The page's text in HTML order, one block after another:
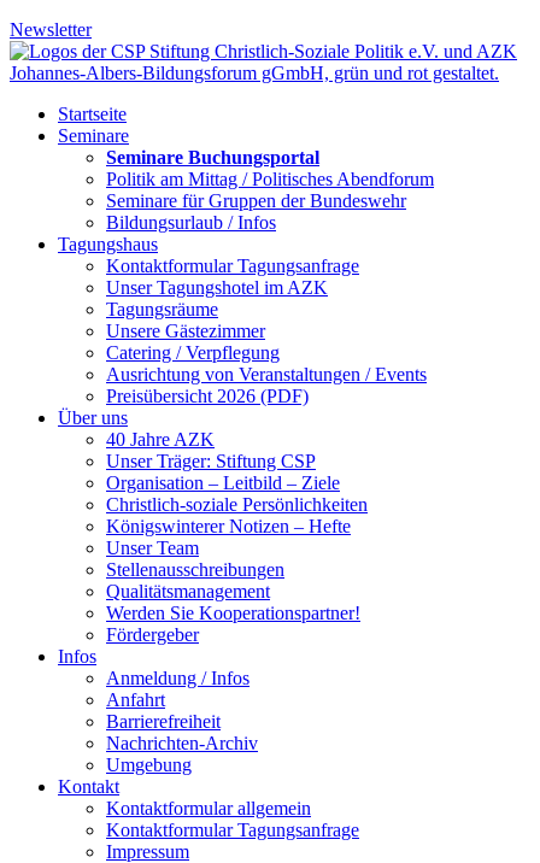
Newsletter
Startseite
Seminare
Seminare Buchungsportal
Politik am Mittag / Politisches Abendforum
Seminare für Gruppen der Bundeswehr
Bildungsurlaub / Infos
Tagungshaus
Kontaktformular Tagungsanfrage
Unser Tagungshotel im AZK
Tagungsräume
Unsere Gästezimmer
Catering / Verpflegung
Ausrichtung von Veranstaltungen / Events
Preisübersicht 2026 (PDF)
Über uns
40 Jahre AZK
Unser Träger: Stiftung CSP
Organisation – Leitbild – Ziele
Christlich-soziale Persönlichkeiten
Königswinterer Notizen – Hefte
Unser Team
Stellenausschreibungen
Qualitätsmanagement
Werden Sie Kooperationspartner!
Fördergeber
Infos
Anmeldung / Infos
Anfahrt
Barrierefreiheit
Nachrichten-Archiv
Umgebung
Kontakt
Kontaktformular allgemein
Kontaktformular Tagungsanfrage
Impressum